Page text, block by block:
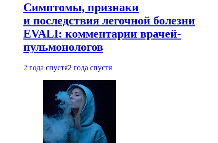
Симптомы, признаки
и последствия легочной болезни
EVALI: комментарии врачей-
пульмонологов
2 года спустя2 года спустя